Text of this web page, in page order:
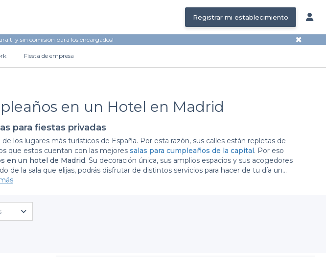
Registrar mi establecimiento
ti y sin comisión para los encargados! ✖
Fiesta de empresa
en un Hotel en Madrid
para fiestas privadas
los lugares más turísticos de España. Por esta razón, sus calles están repletas de
que estos cuentan con las mejores salas para cumpleaños de la capital. Por eso
en un hotel de Madrid. Su decoración única, sus amplios espacios y sus acogedores
de la sala que elijas, podrás disfrutar de distintos servicios para hacer de tu día un
barras enormes y ambiente acogedor. Si por el contrario, buscas diversión,